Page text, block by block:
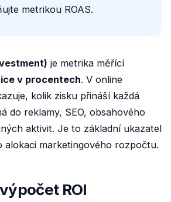
metrikou ROAS.
je metrika měřící
v procentech. V online
kolik zisku přináší každá
do reklamy, SEO, obsahového
aktivit. Je to základní ukazatel
alokaci marketingového rozpočtu.
ROI